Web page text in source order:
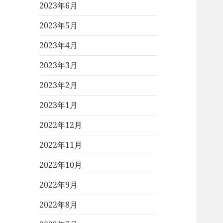
2023年6月
2023年5月
2023年4月
2023年3月
2023年2月
2023年1月
2022年12月
2022年11月
2022年10月
2022年9月
2022年8月